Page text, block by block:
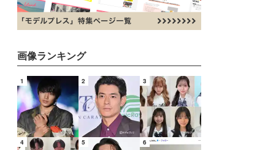
画像ランキング
1 2 3
4 5 6